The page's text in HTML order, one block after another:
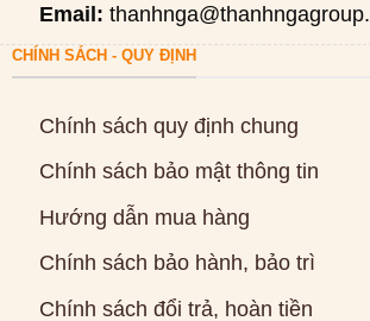
Email:
CHÍNH SÁCH - QUY ĐỊNH
Chính sách quy định chung
Chính sách bảo mật thông tin
Hướng dẫn mua hàng
Chính sách bảo hành, bảo trì
Chính sách đổi trả, hoàn tiền